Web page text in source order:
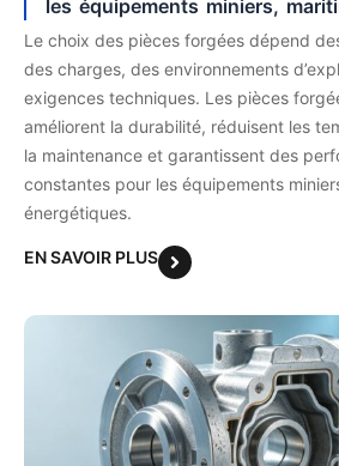
les équipements miniers,
énergétiques ?
Le choix des pièces forgées dépend
des charges, des environnements
exigences techniques. Les pièces
améliorent la durabilité, réduisent les
la maintenance et garantissent des
constantes pour les équipements
énergétiques.
EN SAVOIR PLUS